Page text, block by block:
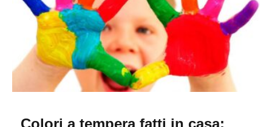
Colori a tempera fatti in casa: